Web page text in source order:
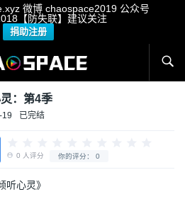
微博 chaospace2019 公众号
【防失联】建议关注
捐助注册
：第4季
19 已完结
0
听心灵》